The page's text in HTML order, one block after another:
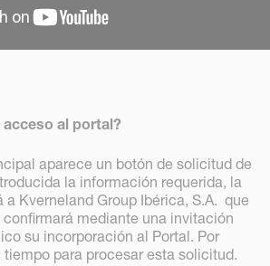
al portal?
aparece un botón de solicitud de
la información requerida, la
Kverneland Group Ibérica, S.A. que
mediante una invitación
su incorporación al Portal. Por
tiempo para procesar esta solicitud.